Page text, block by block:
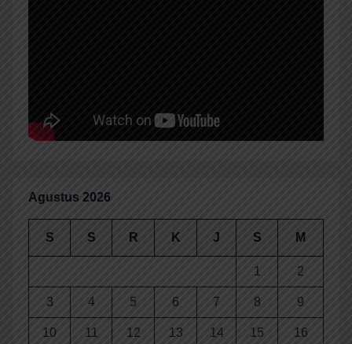
Agustus 2026
S S R K J S M
1 2
3 4 5 6 7 8 9
10 11 12 13 14 15 16